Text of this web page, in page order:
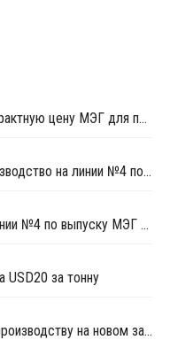
Equate объявила февральскую контрактную цену МЭГ для поставок в Индию
SHARQ планирует возобновить производство на линии №4 по выпуску МЭГ в Джубайле
SHARQ закрыла производство на линии №4 по выпуску МЭГ в Джубайле на ремонт
за тонну
Sabic приступил к коммерческому производству на новом заводе ПЭТ в Саудовской Аравии